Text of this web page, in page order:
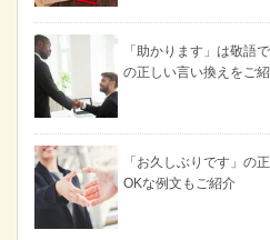
「助かります」は敬語
の正しい言い換えをご
「お久しぶりです」の
OKな例文もご紹介